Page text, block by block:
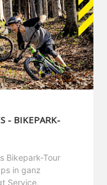
- BIKEPARK-
Bikepark-Tour
in ganz
Service,